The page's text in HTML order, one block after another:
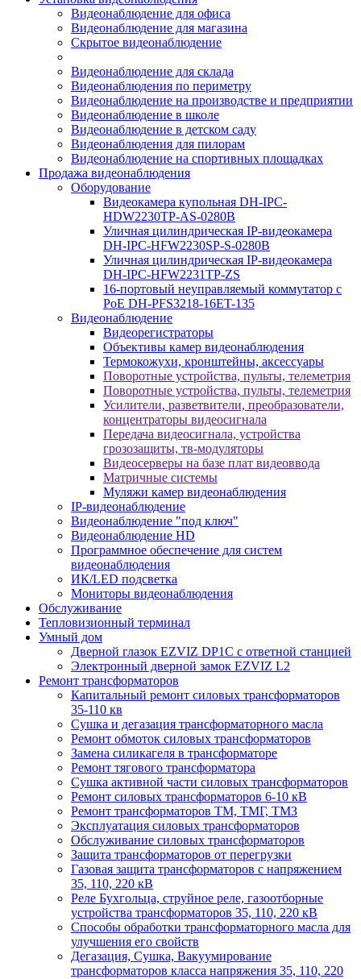
Видеонаблюдение для офиса
Видеонаблюдение для магазина
Скрытое видеонаблюдение
Видеонаблюдение для склада
Видеонаблюдения по периметру
Видеонаблюдение на производстве и предприятии
Видеонаблюдение в школе
Видеонаблюдение в детском саду
Видеонаблюдения для пилорам
Видеонаблюдение на спортивных площадках
Продажа видеонаблюдения
Оборудование
Видеокамера купольная DH-IPC-
HDW2230TP-AS-0280B
Уличная цилиндрическая IP-видеокамера
DH-IPC-HFW2230SP-S-0280B
Уличная цилиндрическая IP-видеокамера
DH-IPC-HFW2231TP-ZS
16-портовый неуправляемый коммутатор с
РоЕ DH-PFS3218-16ET-135
Видеонаблюдение
Видеорегистраторы
Объективы камер видеонаблюдения
Термокожухи, кронштейны, аксессуары
Поворотные устройства, пульты, телеметрия
Поворотные устройства, пульты, телеметрия
Усилители, разветвители, преобразователи,
концентраторы видеосигнала
Передача видеосигнала, устройства
грозозащиты, тв-модуляторы
Видеосерверы на базе плат видеоввода
Матричные системы
Муляжи камер видеонаблюдения
IP-видеонаблюдение
Видеонаблюдение "под ключ"
Видеонаблюдение HD
Программное обеспечение для систем
видеонаблюдения
ИК/LED подсветка
Мониторы видеонаблюдения
Обслуживание
Тепловизионный терминал
Умный дом
Дверной глазок EZVIZ DP1C с ответной станцией
Электронный дверной замок EZVIZ L2
Ремонт трансформаторов
Капитальный ремонт силовых трансформаторов
35-110 кв
Сушка и дегазация трансформаторного масла
Ремонт обмоток силовых трансформаторов
Замена силикагеля в трансформаторе
Ремонт тягового трансформатора
Сушка активной части силовых трансформаторов
Ремонт силовых трансформаторов 6-10 кВ
Ремонт трансформаторов ТМ, ТМГ, ТМЗ
Эксплуатация силовых трансформаторов
Обслуживание силовых трансформаторов
Защита трансформаторов от перегрузки
Газовая защита трансформаторов с напряжением
35, 110, 220 кВ
Реле Бухгольца, струйное реле, газоотборные
устройства трансформаторов 35, 110, 220 кВ
Способы обработки трансформаторного масла для
улучшения его свойств
Дегазация, Сушка, Вакуумирование
трансформаторов класса напряжения 35, 110, 220